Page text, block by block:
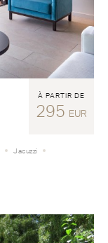
À PARTIR DE
295 EUR
Jacuzzi